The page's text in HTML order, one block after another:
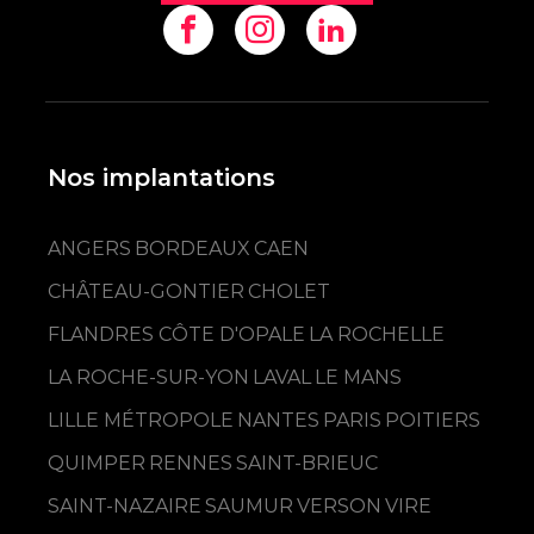
Nos implantations
ANGERS BORDEAUX CAEN
CHÂTEAU-GONTIER CHOLET
FLANDRES CÔTE D'OPALE LA ROCHELLE
LA ROCHE-SUR-YON LAVAL LE MANS
LILLE MÉTROPOLE NANTES PARIS POITIERS
QUIMPER RENNES SAINT-BRIEUC
SAINT-NAZAIRE SAUMUR VERSON VIRE